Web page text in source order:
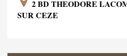
2 BD THEODORE
SUR CEZE